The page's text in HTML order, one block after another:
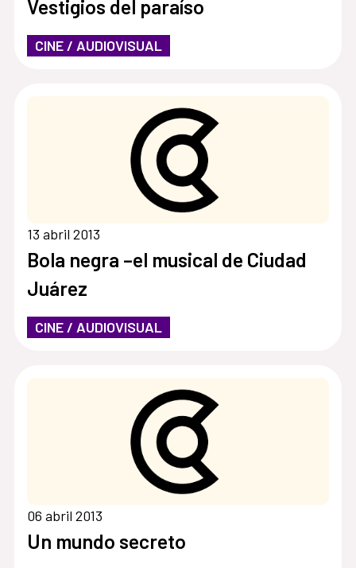
Vestigios del paraíso
CINE / AUDIOVISUAL
13 abril 2013
Bola negra –el musical de Ciudad
Juárez
CINE / AUDIOVISUAL
06 abril 2013
Un mundo secreto